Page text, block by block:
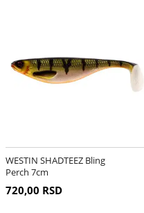
WESTIN SHADTEEZ Bling
Perch 7cm
720,00 RSD